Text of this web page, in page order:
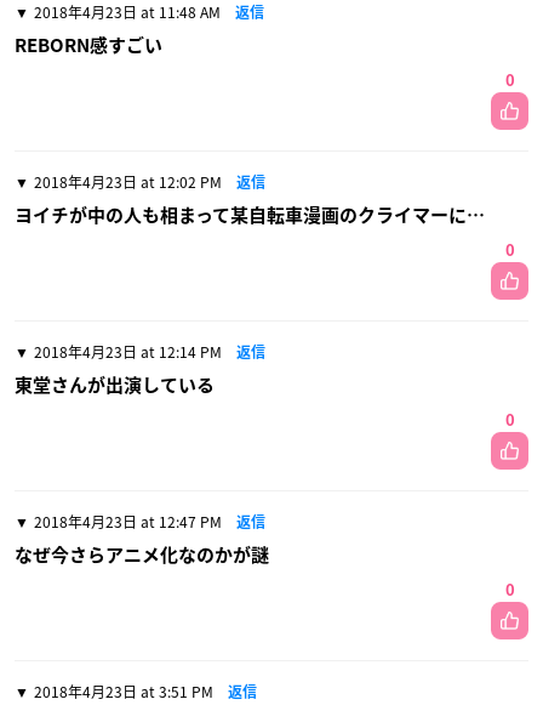
2018年4月23日 at 11:48 AM 返信
REBORN感すごい
0
2018年4月23日 at 12:02 PM 返信
ヨイチが中の人も相まって某自転車漫画のクライマーに…
0
2018年4月23日 at 12:14 PM 返信
東堂さんが出演している
0
2018年4月23日 at 12:47 PM 返信
なぜ今さらアニメ化なのかが謎
0
2018年4月23日 at 3:51 PM 返信